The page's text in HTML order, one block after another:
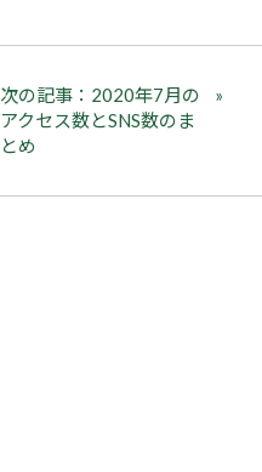
次の記事：2020年7月の
アクセス数とSNS数のま
とめ